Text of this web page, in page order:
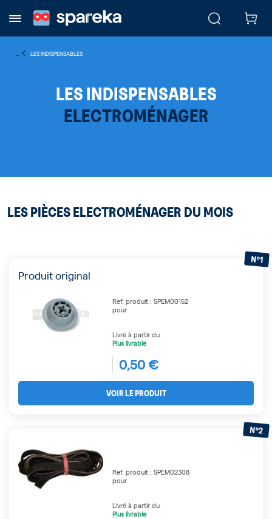
LES INDISPENSABLES
LES INDISPENSABLES
ELECTROMÉNAGER
LES PIÈCES ELECTROMÉNAGER DU MOIS
Produit original
N°1
Ref. produit : SPEM00152
pour
Livré à partir du
Plus livrable
0,50 €
VOIR LE PRODUIT
N°2
Ref. produit : SPEM02308
pour
Livré à partir du
Plus livrable